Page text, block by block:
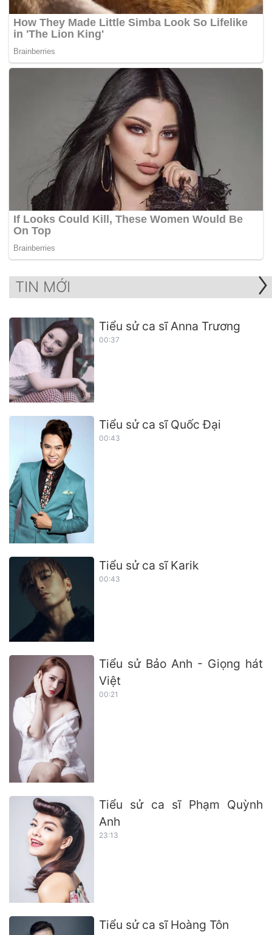
TIN MỚI
Tiểu sử ca sĩ Anna Trương
00:37
Tiểu sử ca sĩ Quốc Đại
00:43
Tiểu sử ca sĩ Karik
00:43
Tiểu sử Bảo Anh - Giọng hát
Việt
00:21
Tiểu sử ca sĩ Phạm Quỳnh
Anh
23:13
Tiểu sử ca sĩ Hoàng Tôn